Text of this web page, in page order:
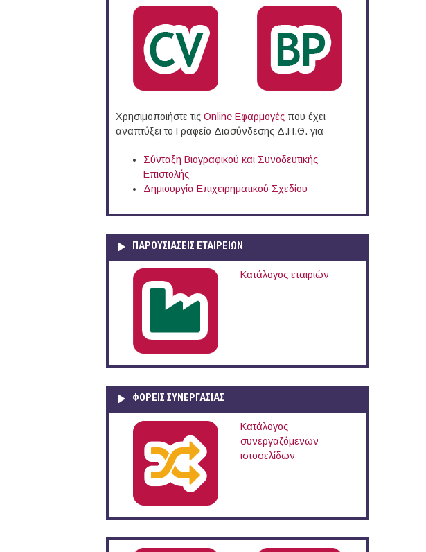
Χρησιμοποιήστε τις Online Eφαρμογές που έχει
αναπτύξει το Γραφείο Διασύνδεσης Δ.Π.Θ. για
Σύνταξη Βιογραφικού και Συνοδευτικής
Επιστολής
Δημιουργία Επιχειρηματικού Σχεδίου
ΠΑΡΟΥΣΙΆΣΕΙΣ ΕΤΑΙΡΕΙΏΝ
Κατάλογος εταιριών
ΦΟΡΕΙΣ ΣΥΝΕΡΓΑΣΙΑΣ
Κατάλογος
συνεργαζόμενων
ιστοσελίδων